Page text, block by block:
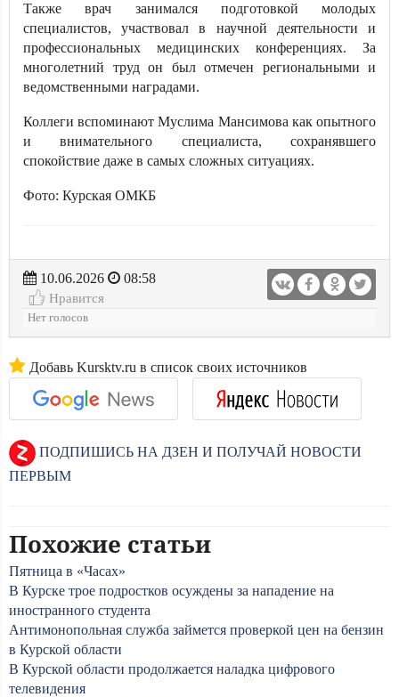
Также врач занимался подготовкой молодых
специалистов, участвовал в научной деятельности и
профессиональных медицинских конференциях. За
многолетний труд он был отмечен региональными и
ведомственными наградами.
Коллеги вспоминают Муслима Мансимова как опытного
и внимательного специалиста, сохранявшего
спокойствие даже в самых сложных ситуациях.
Фото: Курская ОМКБ
10.06.2026
08:58
Нравится
Нет голосов
Добавь Kursktv.ru в список своих источников
ПОДПИШИСЬ НА ДЗЕН И ПОЛУЧАЙ НОВОСТИ
ПЕРВЫМ
Похожие статьи
Пятница в «Часах»
В Курске трое подростков осуждены за нападение на
иностранного студента
Антимонопольная служба займется проверкой цен на бензин
в Курской области
В Курской области продолжается наладка цифрового
телевидения